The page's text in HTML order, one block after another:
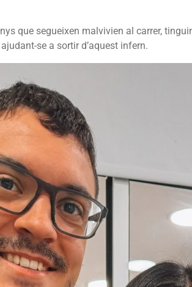
que segueixen malvivien al carrer,
se a sortir d’aquest infern.